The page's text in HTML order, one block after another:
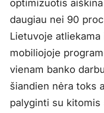
optimizuotis
daugiau nei 90
Lietuvoje
mobiliojoje
vienam banko
šiandien nėra toks
palyginti su kitomis